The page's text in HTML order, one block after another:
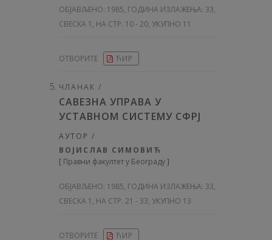
ОБЈАВЉЕНО: 1985, ГОДИНА ИЗЛАЖЕЊА: 33,
СВЕСКА 1, НА СТР. 10 - 20, УКУПНО 11
ОТВОРИТЕ ЋИР
ЧЛАНАК /
САВЕЗНА УПРАВА У
УCTABHOM СИСТЕМУ СФРЈ
АУТОР /
ВОЈИСЛАВ СИМОВИЋ
[ Правни факултет у Београду]
ОБЈАВЉЕНО: 1985, ГОДИНА ИЗЛАЖЕЊА: 33,
СВЕСКА 1, НА СТР. 21 - 33, УКУПНО 13
ОТВОРИТЕ ЋИР